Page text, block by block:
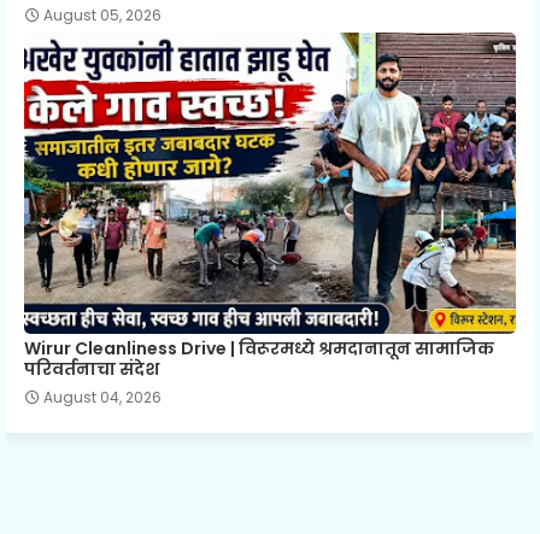
August 05, 2026
Wirur Cleanliness Drive | विरूरमध्ये श्रमदानातून सामाजिक
परिवर्तनाचा संदेश
August 04, 2026